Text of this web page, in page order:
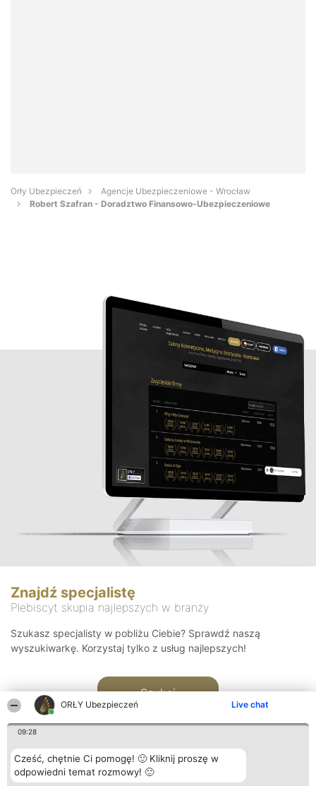
ORŁY Ubezpieczeń Live chat
09:28
Cześć, chętnie Ci pomogę! 🙂 Kliknij proszę w
odpowiedni temat rozmowy! 🙂
Orły Ubezpieczeń
Agencje Ubezpieczeniowe - Wrocław
Robert Szafran - Doradztwo Finansowo-Ubezpieczeniowe
Znajdź specjalistę
Plebiscyt skupia najlepszych w branży
Szukasz specjalisty w pobliżu Ciebie? Sprawdź naszą
wyszukiwarkę. Korzystaj tylko z usług najlepszych!
Szukaj